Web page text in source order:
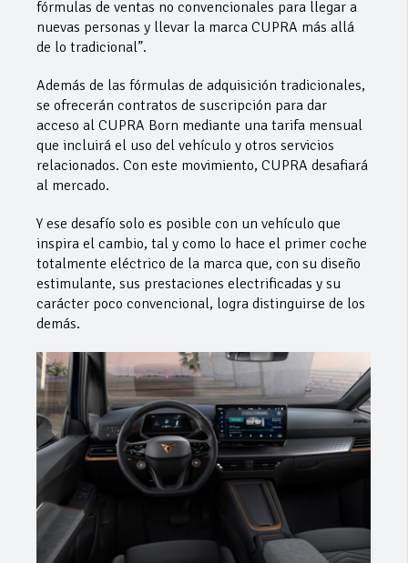
fórmulas de ventas no convencionales para llegar a
nuevas personas y llevar la marca CUPRA más allá
de lo tradicional”.
Además de las fórmulas de adquisición tradicionales,
se ofrecerán contratos de suscripción para dar
acceso al CUPRA Born mediante una tarifa mensual
que incluirá el uso del vehículo y otros servicios
relacionados. Con este movimiento, CUPRA desafiará
al mercado.
Y ese desafío solo es posible con un vehículo que
inspira el cambio, tal y como lo hace el primer coche
totalmente eléctrico de la marca que, con su diseño
estimulante, sus prestaciones electrificadas y su
carácter poco convencional, logra distinguirse de los
demás.